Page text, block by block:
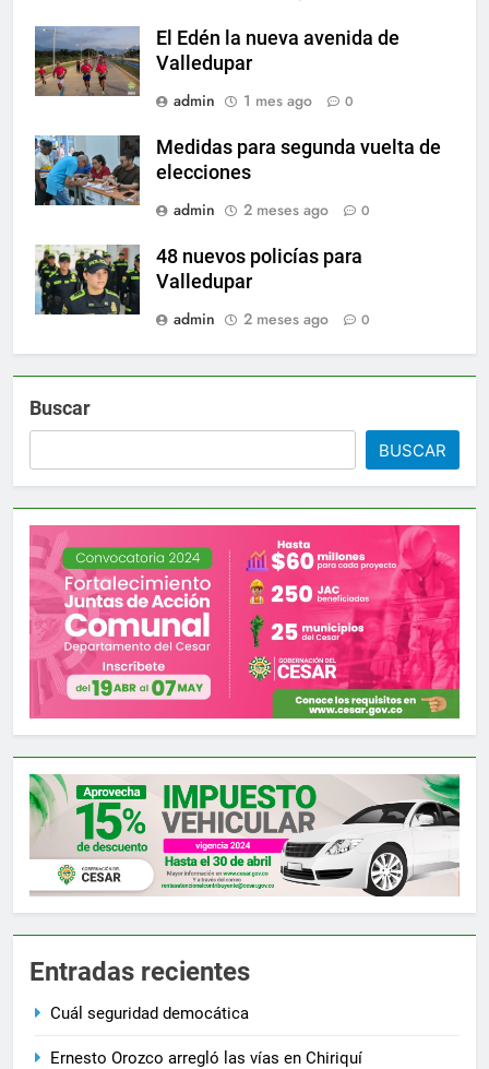
El Edén la nueva avenida de
Valledupar
admin
1 mes ago 0
Medidas para segunda vuelta de
elecciones
admin
2 meses ago 0
48 nuevos policías para
Valledupar
admin
2 meses ago 0
Buscar
BUSCAR
Entradas recientes
Cuál seguridad democática
Ernesto Orozco arregló las vías en Chiriquí